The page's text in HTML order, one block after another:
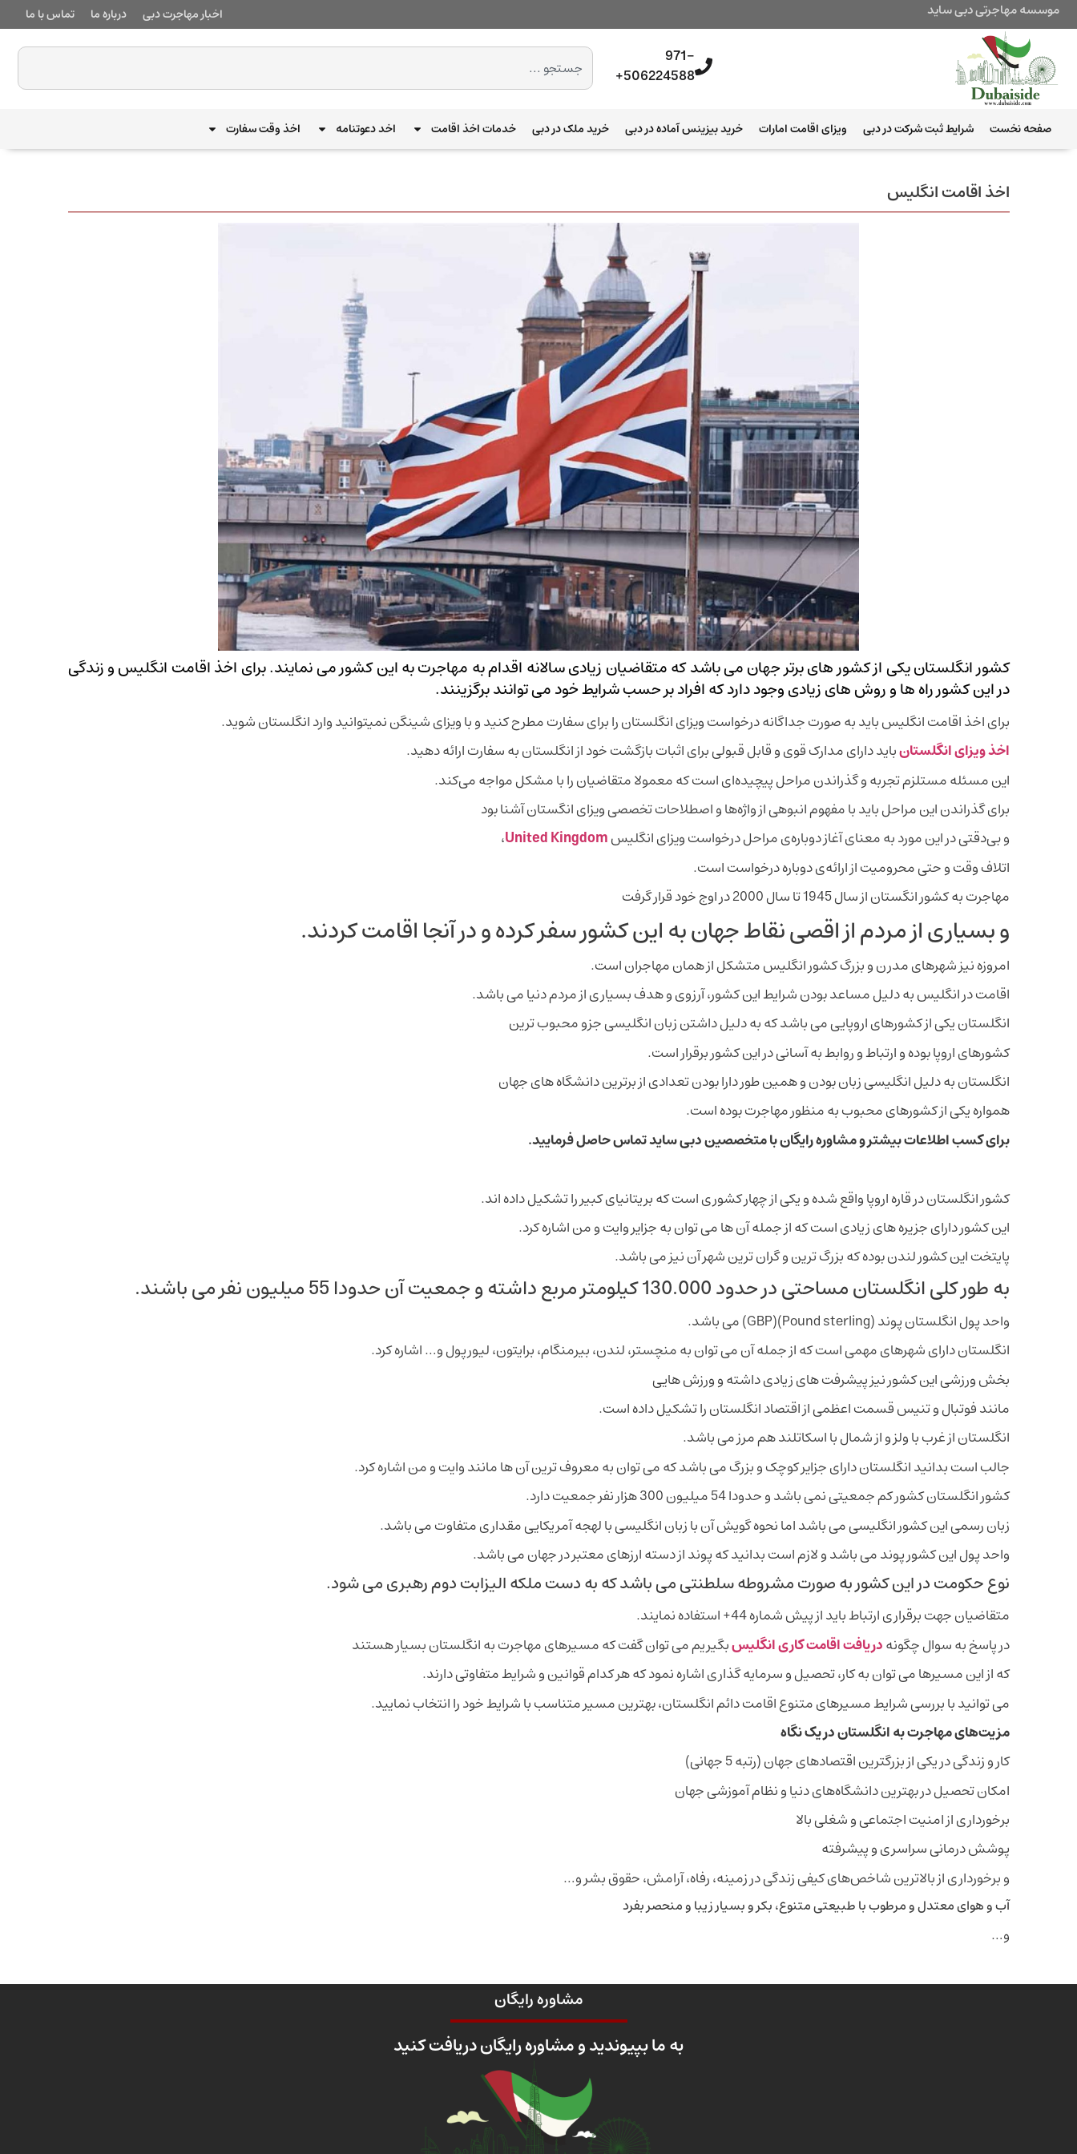
موسسه مهاجرتی دبی ساید اخبار مهاجرت دبی درباره ما تماس با ما
971-
506224588+
صفحه نخست شرایط ثبت شرکت در دبی ویزای اقامت امارات خرید بیزینس آماده در دبی خرید ملک در دبی خدمات اخذ اقامت اخد دعوتنامه اخذ وقت سفارت
اخذ اقامت انگلیس
کشور انگلستان یکی از کشور های برتر جهان می باشد که متقاضیان زیادی سالانه اقدام به مهاجرت به این کشور می نمایند. برای اخذ اقامت انگلیس و زندگی
در این کشور راه ها و روش های زیادی وجود دارد که افراد بر حسب شرایط خود می توانند برگزینند.
برای اخذ اقامت انگلیس باید به صورت جداگانه درخواست ویزای انگلستان را برای سفارت مطرح کنید و با ویزای شینگن نمیتوانید وارد انگلستان شوید.
اخذ ویزای انگلستانباید دارای مدارک قوی و قابل قبولی برای اثبات بازگشت خود از انگلستان به سفارت ارائه دهید.
این مسئله مستلزم تجربه و گذراندن مراحل پیچیده‌ای است که معمولا متقاضیان را با مشکل مواجه می‌کند.
برای گذراندن این مراحل باید با مفهوم انبوهی از واژه‌ها و اصطلاحات تخصصی ویزای انگستان آشنا بود
و بی‌دقتی در این مورد به معنای آغاز دوباره‌ی مراحل درخواست ویزای انگلیسUnited Kingdom،
اتلاف وقت و حتی محرومیت از ارائه‌ی دوباره درخواست است.
مهاجرت به کشور انگستان از سال 1945 تا سال 2000 در اوج خود قرار گرفت
و بسیاری از مردم از اقصی نقاط جهان به این کشور سفر کرده و در آنجا اقامت کردند.
امروزه نیز شهرهای مدرن و بزرگ کشور انگلیس متشکل از همان مهاجران است.
اقامت در انگلیس به دلیل مساعد بودن شرایط این کشور، آرزوی و هدف بسیاری از مردم دنیا می باشد.
انگلستان یکی از کشورهای اروپایی می باشد که به دلیل داشتن زبان انگلیسی جزو محبوب ترین
کشورهای اروپا بوده و ارتباط و روابط به آسانی در این کشور برقرار است.
انگلستان به دلیل انگلیسی زبان بودن و همین طور دارا بودن تعدادی از برترین دانشگاه های جهان
همواره یکی از کشورهای محبوب به منظور مهاجرت بوده است.
برای کسب اطلاعات بیشتر و مشاوره رایگان با متخصصین دبی ساید تماس حاصل فرمایید.
کشور انگلستان در قاره اروپا واقع شده و یکی از چهار کشوری است که بریتانیای کبیر را تشکیل داده اند.
این کشور دارای جزیره های زیادی است که از جمله آن ها می توان به جزایر وایت و من اشاره کرد.
پایتخت این کشور لندن بوده که بزرگ ترین و گران ترین شهر آن نیز می باشد.
به طور کلی انگلستان مساحتی در حدود 130.000 کیلومتر مربع داشته و جمعیت آن حدودا 55 میلیون نفر می باشند.
واحد پول انگلستان پوند (Pound sterling)(GBP) می باشد.
انگلستان دارای شهرهای مهمی است که از جمله آن می توان به منچستر، لندن، بیرمنگام، برایتون، لیورپول و… اشاره کرد.
بخش ورزشی این کشور نیز پیشرفت های زیادی داشته و ورزش هایی
مانند فوتبال و تنیس قسمت اعظمی از اقتصاد انگلستان را تشکیل داده است.
انگلستان از غرب با ولز و از شمال با اسکاتلند هم مرز می باشد.
جالب است بدانید انگلستان دارای جزایر کوچک و بزرگ می باشد که می توان به معروف ترین آن ها مانند وایت و من اشاره کرد.
کشور انگلستان کشور کم جمعیتی نمی باشد و حدودا 54 میلیون 300 هزار نفر جمعیت دارد.
زبان رسمی این کشور انگلیسی می باشد اما نحوه گویش آن با زبان انگلیسی با لهجه آمریکایی مقداری متفاوت می باشد.
واحد پول این کشور پوند می باشد و لازم است بدانید که پوند از دسته ارزهای معتبر در جهان می باشد.
نوع حکومت در این کشور به صورت مشروطه سلطنتی می باشد که به دست ملکه الیزابت دوم رهبری می شود.
متقاضیان جهت برقراری ارتباط باید از پیش شماره 44+ استفاده نمایند.
در پاسخ به سوال چگونهدریافت اقامت کاری انگلیسبگیریم می توان گفت که مسیرهای مهاجرت به انگلستان بسیار هستند
که از این مسیرها می توان به کار، تحصیل و سرمایه گذاری اشاره نمود که هر کدام قوانین و شرایط متفاوتی دارند.
می توانید با بررسی شرایط مسیرهای متنوع اقامت دائم انگلستان، بهترین مسیر متناسب با شرایط خود را انتخاب نمایید.
مزیت‌های مهاجرت به انگلستان در یک نگاه
کار و زندگی در یکی از بزرگترین اقتصادهای جهان (رتبه 5 جهانی)
امکان تحصیل در بهترین دانشگاه‌های دنیا و نظام آموزشی جهان
برخورداری از امنیت اجتماعی و شغلی بالا
پوشش درمانی سراسری و پیشرفته
و برخورداری از بالاترین شاخص‌های کیفی زندگی در زمینه، رفاه، آرامش، حقوق بشر و…
آب و هوای معتدل و مرطوب با طبیعتی متنوع، بکر و بسیار زیبا و منحصر بفرد
و…
مشاوره رایگان
به ما بپیوندید و مشاوره رایگان دریافت کنید